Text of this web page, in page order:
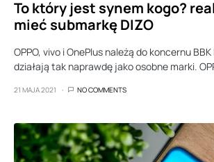
To który jest synem kogo?
mieć submarkę DIZO
OPPO, vivo i OnePlus należą do koncernu
działają tak naprawdę jako osobne marki.
21 MAJA 2021 NO COMMENTS